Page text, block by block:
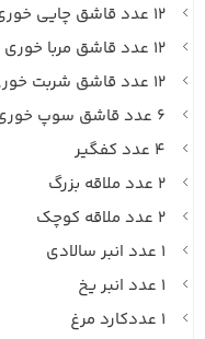
۱۲ عدد قاشق چایی خوری
۱۲ عدد قاشق مربا خوری
۱۲ عدد قاشق شربت خوری
۶ عدد قاشق سوپ خوری
۴ عدد کفگیر
۲ عدد ملاقه بزرگ
۲ عدد ملاقه کوچک
۱ عدد انبر سالادی
۱ عدد انبر یخ
۱ عددکارد مرغ